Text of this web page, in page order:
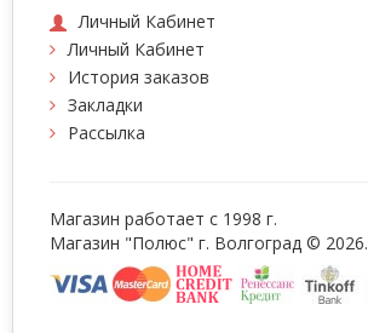
Личный Кабинет
Личный Кабинет
История заказов
Закладки
Рассылка
Магазин работает с 1998 г.
Магазин "Полюс" г. Волгоград © 2026.